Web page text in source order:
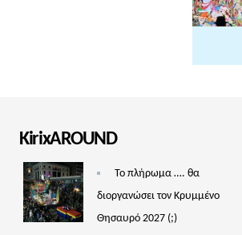
KirixAROUND
Το πλήρωμα …. θα
διοργανώσει τον Κρυμμένο
Θησαυρό 2027 (;)